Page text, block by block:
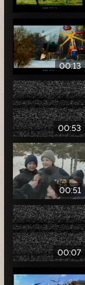
00:13
00:53
00:51
00:07